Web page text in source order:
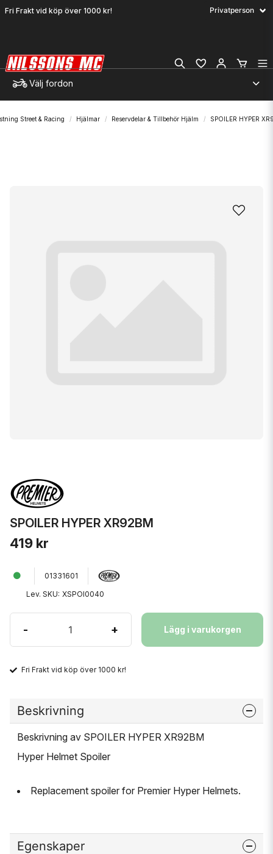
Fri Frakt vid köp över 1000 kr!
Välj fordon
Street & Racing Hjälmar Reservdelar & Tillbehör Hjälm SPOILER HYPER
SPOILER HYPER XR92BM
419 kr
01331601
Lev. SKU: XSPOI0040
- + Lägg i varukorgen
Fri Frakt vid köp över 1000 kr!
Beskrivning
Beskrivning av SPOILER HYPER XR92BM
Hyper Helmet Spoiler
Replacement spoiler for Premier Hyper Helmets.
Egenskaper